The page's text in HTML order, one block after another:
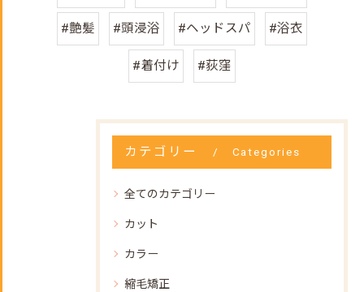
#艶髪 #頭浸浴 #ヘッドスパ #浴衣
#着付け #荻窪
カテゴリー Categories
全てのカテゴリー
カット
カラー
縮毛矯正